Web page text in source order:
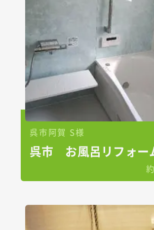
呉市阿賀 S様
呉市 お風呂リフォー